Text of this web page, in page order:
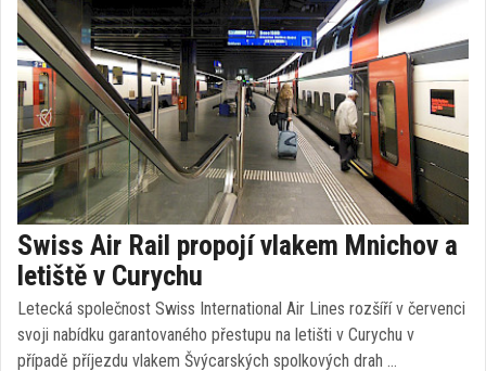
Swiss Air Rail propojí vlakem Mnichov a
letiště v Curychu
Letecká společnost Swiss International Air Lines rozšíří v červenci
svoji nabídku garantovaného přestupu na letišti v Curychu v
případě příjezdu vlakem Švýcarských spolkových drah …